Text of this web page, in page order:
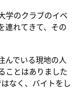
学のクラブのイベ
連れてきて、その
んでいる現地の人
ことはありました
なく、バイトをし